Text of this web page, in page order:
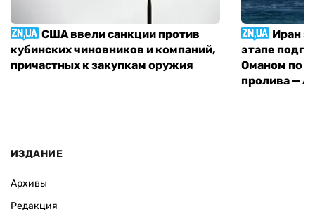
США ввели санкции против
кубинских чиновников и компаний,
причастных к закупкам оружия
Иран
этапе
Оманом по
пролива —
ИЗДАНИЕ
Архивы
Редакция